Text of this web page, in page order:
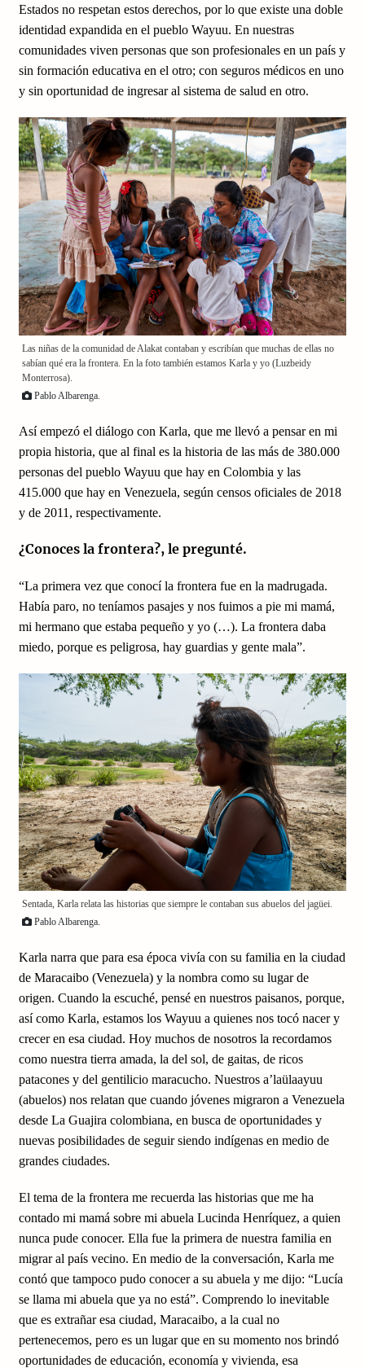
Estados no respetan estos derechos, por lo que existe una doble
identidad expandida en el pueblo Wayuu. En nuestras
comunidades viven personas que son profesionales en un país y
sin formación educativa en el otro; con seguros médicos en uno
y sin oportunidad de ingresar al sistema de salud en otro.
Las niñas de la comunidad de Alakat contaban y escribían que muchas de ellas no
sabían qué era la frontera. En la foto también estamos Karla y yo (Luzbeidy
Monterrosa).
Pablo Albarenga.
Así empezó el diálogo con Karla, que me llevó a pensar en mi
propia historia, que al final es la historia de las más de 380.000
personas del pueblo Wayuu que hay en Colombia y las
415.000 que hay en Venezuela, según censos oficiales de 2018
y de 2011, respectivamente.
¿Conoces la frontera?, le pregunté.
“La primera vez que conocí la frontera fue en la madrugada.
Había paro, no teníamos pasajes y nos fuimos a pie mi mamá,
mi hermano que estaba pequeño y yo (…). La frontera daba
miedo, porque es peligrosa, hay guardias y gente mala”.
Sentada, Karla relata las historias que siempre le contaban sus abuelos del jagüei.
Pablo Albarenga.
Karla narra que para esa época vivía con su familia en la ciudad
de Maracaibo (Venezuela) y la nombra como su lugar de
origen. Cuando la escuché, pensé en nuestros paisanos, porque,
así como Karla, estamos los Wayuu a quienes nos tocó nacer y
crecer en esa ciudad. Hoy muchos de nosotros la recordamos
como nuestra tierra amada, la del sol, de gaitas, de ricos
patacones y del gentilicio maracucho. Nuestros a’laülaayuu
(abuelos) nos relatan que cuando jóvenes migraron a Venezuela
desde La Guajira colombiana, en busca de oportunidades y
nuevas posibilidades de seguir siendo indígenas en medio de
grandes ciudades.
El tema de la frontera me recuerda las historias que me ha
contado mi mamá sobre mi abuela Lucinda Henríquez, a quien
nunca pude conocer. Ella fue la primera de nuestra familia en
migrar al país vecino. En medio de la conversación, Karla me
contó que tampoco pudo conocer a su abuela y me dijo: “Lucía
se llama mi abuela que ya no está”. Comprendo lo inevitable
que es extrañar esa ciudad, Maracaibo, a la cual no
pertenecemos, pero es un lugar que en su momento nos brindó
oportunidades de educación, economía y vivienda, esa